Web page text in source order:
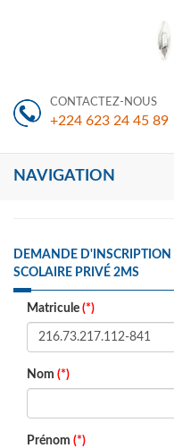
CONTACTEZ-NOUS
+224 623 24 45 89
NAVIGATION
DEMANDE D'INSCRIPTION
SCOLAIRE PRIVÉ 2MS
Matricule (*)
Nom (*)
Prénom (*)